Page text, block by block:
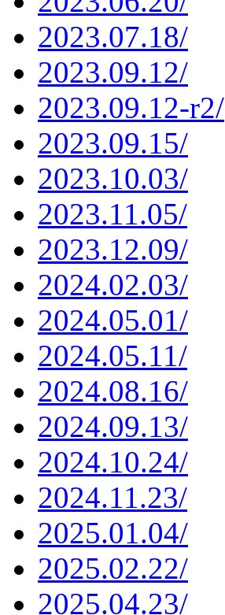
2023.07.18/
2023.09.12/
2023.09.12-r2/
2023.09.15/
2023.10.03/
2023.11.05/
2023.12.09/
2024.02.03/
2024.05.01/
2024.05.11/
2024.08.16/
2024.09.13/
2024.10.24/
2024.11.23/
2025.01.04/
2025.02.22/
2025.04.23/